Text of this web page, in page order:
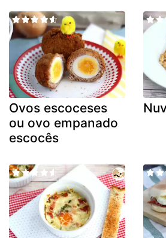
Ovos escoceses
ou ovo empanado
escocês